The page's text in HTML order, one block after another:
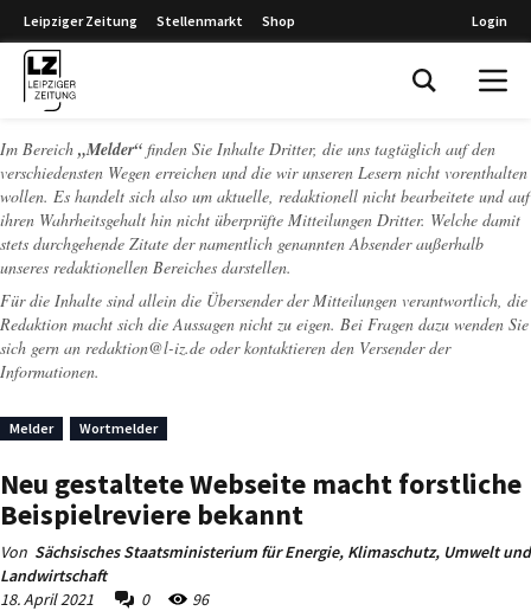
Leipziger Zeitung Stellenmarkt Shop Login
Im Bereich „Melder“ finden Sie Inhalte Dritter, die uns tagtäglich auf den
verschiedensten Wegen erreichen und die wir unseren Lesern nicht vorenthalten
wollen. Es handelt sich also um aktuelle, redaktionell nicht bearbeitete und auf
ihren Wahrheitsgehalt hin nicht überprüfte Mitteilungen Dritter. Welche damit
stets durchgehende Zitate der namentlich genannten Absender außerhalb
unseres redaktionellen Bereiches darstellen.
Für die Inhalte sind allein die Übersender der Mitteilungen verantwortlich, die
Redaktion macht sich die Aussagen nicht zu eigen. Bei Fragen dazu wenden Sie
sich gern an redaktion@l-iz.de oder kontaktieren den Versender der
Informationen.
Melder Wortmelder
Neu gestaltete Webseite macht forstliche
Beispielreviere bekannt
Von Sächsisches Staatsministerium für Energie, Klimaschutz, Umwelt und
Landwirtschaft
18. April 2021
0 96